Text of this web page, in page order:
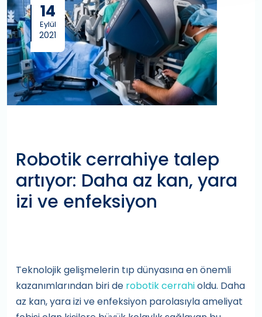
14
Eylül
2021
Robotik cerrahiye talep
artıyor: Daha az kan, yara
izi ve enfeksiyon
Teknolojik gelişmelerin tıp dünyasına en önemli
kazanımlarından biri de robotik cerrahioldu. Daha
az kan, yara izi ve enfeksiyon parolasıyla ameliyat